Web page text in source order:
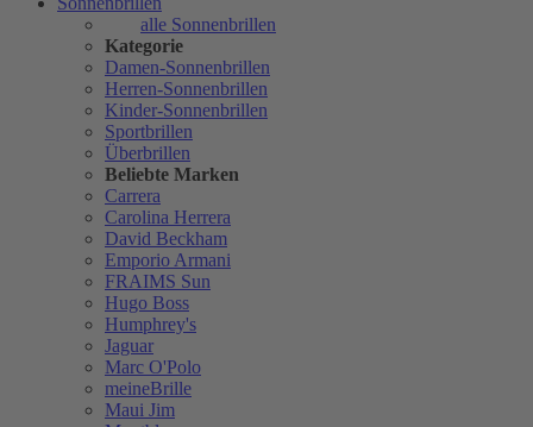
alle Sonnenbrillen
Kategorie
Damen-Sonnenbrillen
Herren-Sonnenbrillen
Kinder-Sonnenbrillen
Sportbrillen
Überbrillen
Beliebte Marken
Carrera
Carolina Herrera
David Beckham
Emporio Armani
FRAIMS Sun
Hugo Boss
Humphrey's
Jaguar
Marc O'Polo
meineBrille
Maui Jim